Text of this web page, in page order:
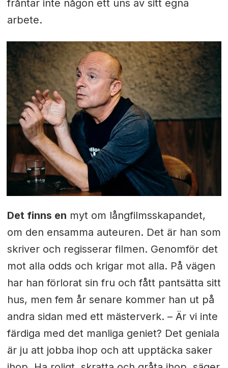
fråntar inte någon ett uns av sitt egna
arbete.
Det finns en myt om långfilmsskapandet,
om den ensamma auteuren. Det är han som
skriver och regisserar filmen. Genomför det
mot alla odds och krigar mot alla. På vägen
har han förlorat sin fru och fått pantsätta sitt
hus, men fem år senare kommer han ut på
andra sidan med ett mästerverk. – Är vi inte
färdiga med det manliga geniet? Det geniala
är ju att jobba ihop och att upptäcka saker